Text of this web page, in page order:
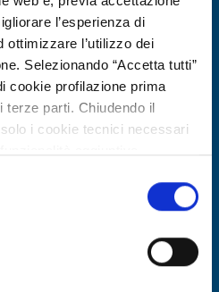
l’esperienza di
ottimizzare l’utilizzo dei
Selezionando “Accetta tutti”
cookie profilazione prima
terze parti. Chiudendo il
i cookie tecnici necessari
la nostra cookie policy.
it/co
it/pr
produttore